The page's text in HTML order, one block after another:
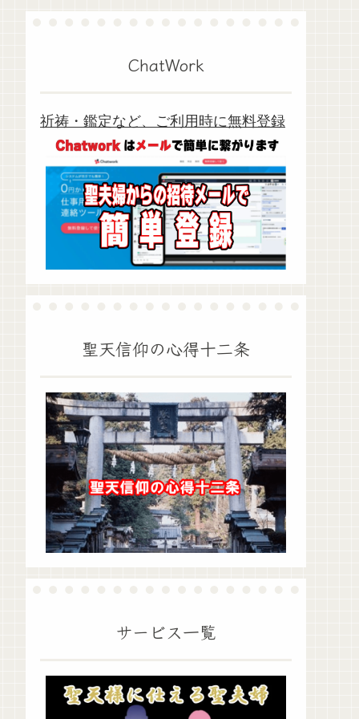
ChatWork
祈祷・鑑定など、ご利用時に無料登録
聖天信仰の心得十二条
サービス一覧